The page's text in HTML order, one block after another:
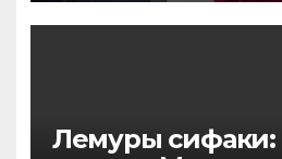
Лемуры сифаки: